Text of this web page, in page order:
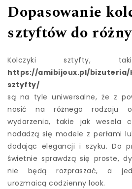
Dopasowanie
sztyftów do
Kolczyki sztyfty,
https://amibijoux.pl/bizuteria/
sztyfty/
są na tyle uniwersalne, że z
nosić na różnego rodzaju
wydarzenia, takie jak wesela
nadadzą się modele z perłami
dodając elegancji i szyku. Do
świetnie sprawdzą się proste,
nie będą rozpraszać, a
urozmaicą codzienny look.